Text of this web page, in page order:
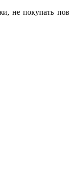
не покупать